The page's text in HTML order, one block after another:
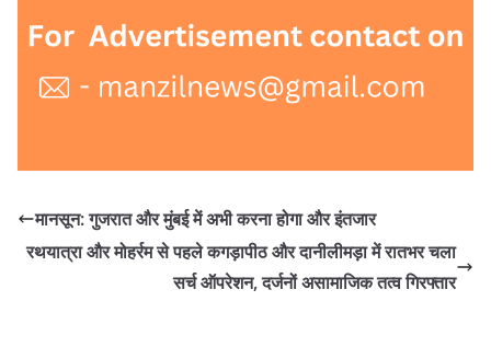
मानसून: गुजरात और मुंबई में अभी करना होगा और इंतजार
रथयात्रा और मोहर्रम से पहले कगड़ापीठ और दानीलीमड़ा में रातभर चला
सर्च ऑपरेशन, दर्जनों असामाजिक तत्व गिरफ्तार